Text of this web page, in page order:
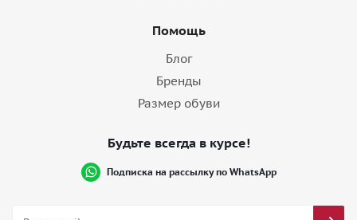
Помощь
Блог
Бренды
Размер обуви
Будьте всегда в курсе!
Подписка на рассылку по WhatsApp